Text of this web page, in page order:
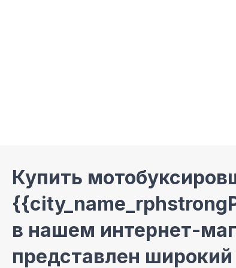
Купить
в нашем интернет-
представлен